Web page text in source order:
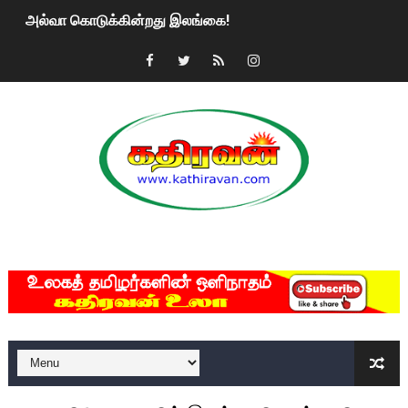
அல்வா கொடுக்கின்றது இலங்கை!
2ஆம் நாள் உக்ரைன் யுத்தம்!! எங்களைத் தனிமையில்
மகிந்த ராஜபக்சே பதவி விலக திட்டம்?
ரவுடி பேபிக்கு நடந்த தரமான சம்பவம்.. ஆபாச வீடியோக்களால்
குண்டை தூக்கிப்போட்ட ஆய்வு…. இந்தியாவின் “கோவிஷீல்டு”
யாழில் தமிழின தலைவர் பிரபாகரனின் பிறந்தநாளை
ஏர்போர்ட்டில் உதைத்த நபர் யார், என்ன நடந்தது?: உண்மையை
சீனா இலங்கையிடம் 8 மில்லியன் அமெரிக்க டொலர் நட்டஈடு